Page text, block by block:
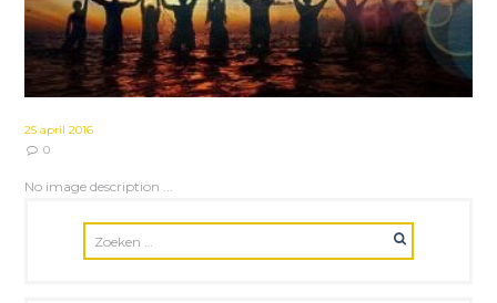
25 april 2016
0
No image description ...